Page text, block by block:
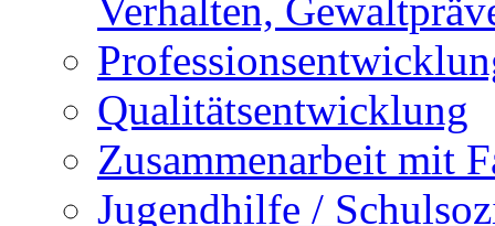
Verhalten,
Qualitätsentwicklung
Zusammenarbeit mit
Jugendhilfe /